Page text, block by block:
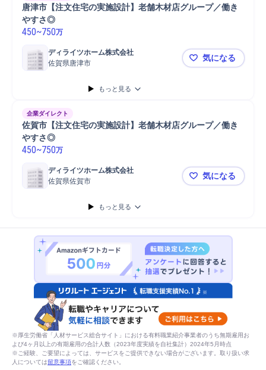
唐津市【注文住宅の実施設計】老舗木材店グループ／働き
やすさ◎
450~750万
ディライツホーム株式会社
佐賀県唐津市
唐津市【注
気になる
もっと見る
企業ダイレクト
佐賀市【注文住宅の実施設計】老舗木材店グループ／働き
やすさ◎
450~750万
ディライツホーム株式会社
佐賀県佐賀市
佐賀市【注
気になる
もっと見る
※厚生労働省「人材サービス総合サイト」における有料職業紹介事業者のうち無期雇用お
よび4ヶ月以上の有期雇用の合計人数（2023年度実績を自社集計）2024年5月時点
※ご経験、ご要望によっては、サービスをご提供できない場合がございます。取り扱い求
人については留意事項をご確認ください。